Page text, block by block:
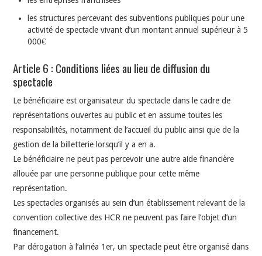
les structures percevant des subventions publiques pour une
activité de spectacle vivant d’un montant annuel supérieur à 5
000€
Article 6 : Conditions liées au lieu de diffusion du
spectacle
Le bénéficiaire est organisateur du spectacle dans le cadre de
représentations ouvertes au public et en assume toutes les
responsabilités, notamment de l’accueil du public ainsi que de la
gestion de la billetterie lorsqu’il y a en a.
Le bénéficiaire ne peut pas percevoir une autre aide financière
allouée par une personne publique pour cette même
représentation.
Les spectacles organisés au sein d’un établissement relevant de la
convention collective des HCR ne peuvent pas faire l’objet d’un
financement.
Par dérogation à l’alinéa 1er, un spectacle peut être organisé dans